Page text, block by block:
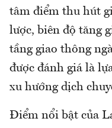
tâm điểm thu hút
lược, biên độ tăng
tầng giao thông
được đánh giá là
xu hướng dịch
Điểm nổi bật của